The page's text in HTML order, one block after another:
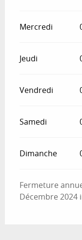
Mercredi
Jeudi
Vendredi
Samedi
Dimanche
Fermeture
Décembre 2024